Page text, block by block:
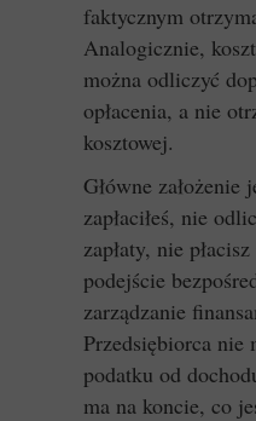
faktycznym
Analogicznie,
można odliczyć
opłacenia, a nie
kosztowej.
Główne założenie
zapłaciłeś, nie
zapłaty, nie
podejście
zarządzanie
Przedsiębiorca nie
podatku od
ma na koncie, co